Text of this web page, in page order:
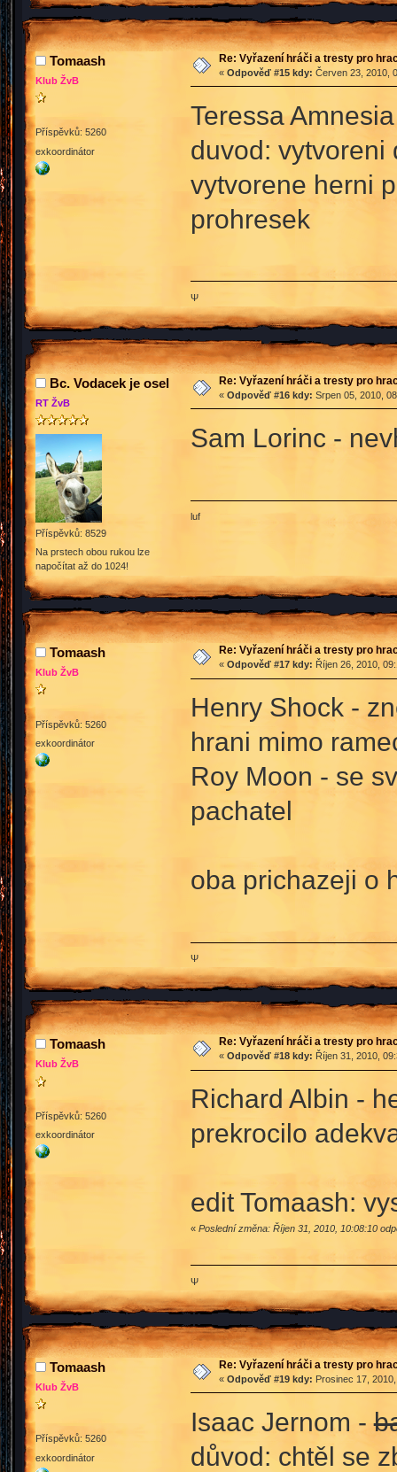
Tomaash
Klub ŽvB
Příspěvků: 5260
exkoordinátor
Re: Vyřazení hráči a tresty pro
« Odpověď #15 kdy: Červen 23, 2010,
Teressa
duvod: vytvoreni
vytvorene herni
prohresek
Ψ
Bc. Vodacek je osel
RT ŽvB
Příspěvků: 8529
Na prstech obou rukou lze
napočítat až do 1024!
Re: Vyřazení hráči a tresty pro
« Odpověď #16 kdy: Srpen 05, 2010,
Sam Lorinc -
luf
Tomaash
Klub ŽvB
Příspěvků: 5260
exkoordinátor
Re: Vyřazení hráči a tresty pro
« Odpověď #17 kdy: Říjen 26, 2010,
Henry Shock -
hrani mimo
Roy Moon - se
pachatel
oba prichazeji o
Ψ
Tomaash
Klub ŽvB
Příspěvků: 5260
exkoordinátor
Re: Vyřazení hráči a tresty pro
« Odpověď #18 kdy: Říjen 31, 2010,
Richard Albin -
prekrocilo
edit Tomaash:
« Poslední změna: Říjen 31, 2010, 10:08:10
Ψ
Tomaash
Klub ŽvB
Příspěvků: 5260
exkoordinátor
Re: Vyřazení hráči a tresty pro
« Odpověď #19 kdy: Prosinec 17,
Isaac Jernom -
důvod: chtěl se